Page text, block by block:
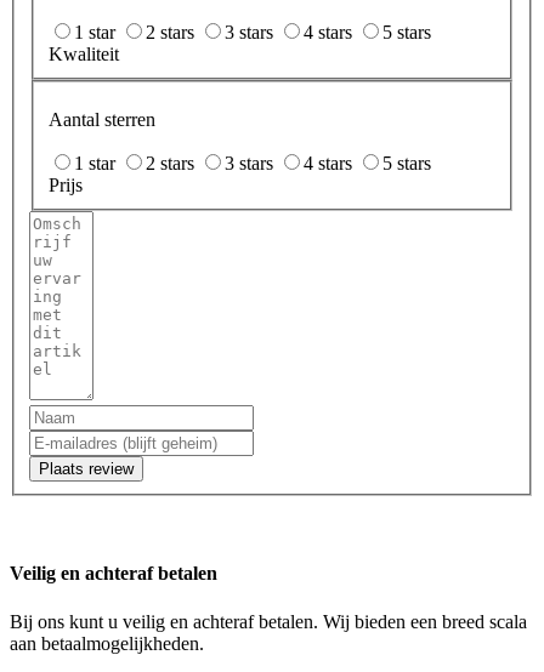
1 star 2 stars 3 stars 4 stars
5 stars
Kwaliteit
Aantal sterren
1 star 2 stars 3 stars 4 stars
5 stars
Prijs
Plaats review
Veilig en achteraf betalen
Bij ons kunt u veilig en achteraf betalen. Wij bieden een breed scala
aan betaalmogelijkheden.